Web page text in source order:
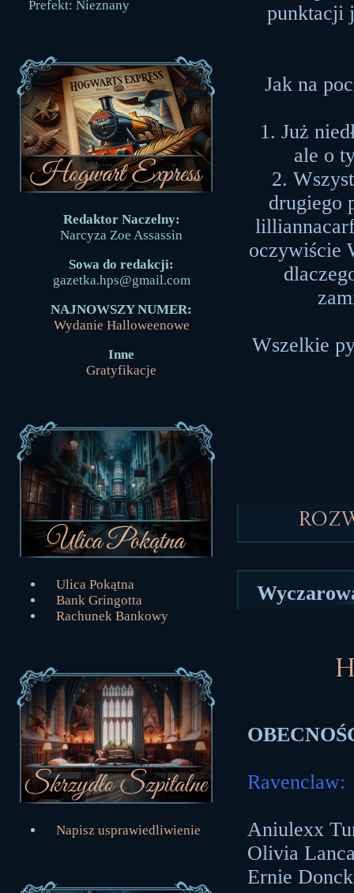
Prefekt: Nieznany
Redaktor Naczelny:
Narcyza Zoe Assassin
Sowa do redakcji:
gazetka.hps@gmail.com
NAJNOWSZY NUMER:
Wydanie Halloweenowe
Inne
Gratyfikacje
Ulica Pokątna
Bank Gringotta
Rachunek Bankowy
Napisz usprawiedliwienie
punktacji
Jak na
1. Już
ale o
2.
drugiego
oczywiście
Wszelkie
Ravenclaw:
Aniulexx
Olivia
Ernie